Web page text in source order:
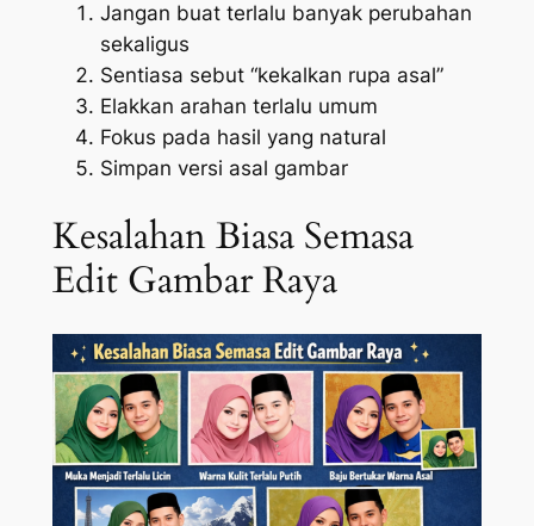
Jangan buat terlalu banyak perubahan
sekaligus
Sentiasa sebut “kekalkan rupa asal”
Elakkan arahan terlalu umum
Fokus pada hasil yang natural
Simpan versi asal gambar
Kesalahan Biasa Semasa
Edit Gambar Raya